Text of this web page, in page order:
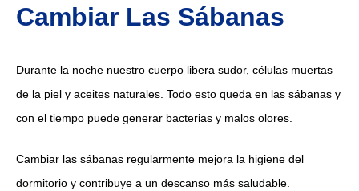
Cambiar Las Sábanas
Durante la noche nuestro cuerpo libera sudor, células muertas
de la piel y aceites naturales. Todo esto queda en las sábanas y
con el tiempo puede generar bacterias y malos olores.
Cambiar las sábanas regularmente mejora la higiene del
dormitorio y contribuye a un descanso más saludable.